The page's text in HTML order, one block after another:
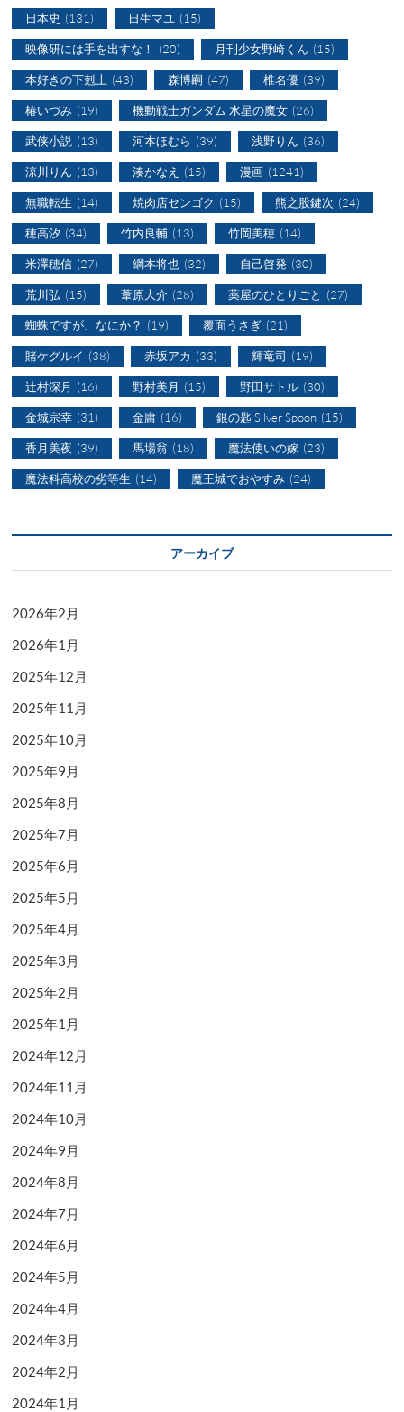
日本史 (131) 日生マユ (15)
映像研には手を出すな！ (20) 月刊少女野崎くん (15)
本好きの下剋上 (43) 森博嗣 (47) 椎名優 (39)
椿いづみ (19) 機動戦士ガンダム 水星の魔女 (26)
武侠小説 (13) 河本ほむら (39) 浅野りん (36)
涼川りん (13) 湊かなえ (15) 漫画 (1241)
無職転生 (14) 焼肉店センゴク (15) 熊之股鍵次 (24)
穂高汐 (34) 竹内良輔 (13) 竹岡美穂 (14)
米澤穂信 (27) 綱本将也 (32) 自己啓発 (30)
荒川弘 (15) 葦原大介 (28) 薬屋のひとりごと (27)
蜘蛛ですが、なにか？ (19) 覆面うさぎ (21)
賭ケグルイ (38) 赤坂アカ (33) 輝竜司 (19)
辻村深月 (16) 野村美月 (15) 野田サトル (30)
金城宗幸 (31) 金庸 (16) 銀の匙 Silver Spoon (15)
香月美夜 (39) 馬場翁 (18) 魔法使いの嫁 (23)
魔法科高校の劣等生 (14) 魔王城でおやすみ (24)
アーカイブ
2026年2月
2026年1月
2025年12月
2025年11月
2025年10月
2025年9月
2025年8月
2025年7月
2025年6月
2025年5月
2025年4月
2025年3月
2025年2月
2025年1月
2024年12月
2024年11月
2024年10月
2024年9月
2024年8月
2024年7月
2024年6月
2024年5月
2024年4月
2024年3月
2024年2月
2024年1月